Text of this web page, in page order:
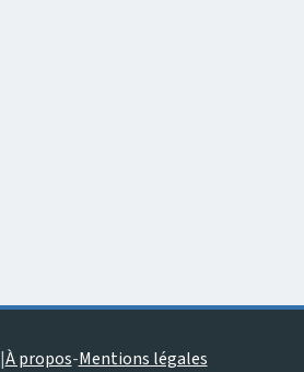
|À propos-Mentions légales